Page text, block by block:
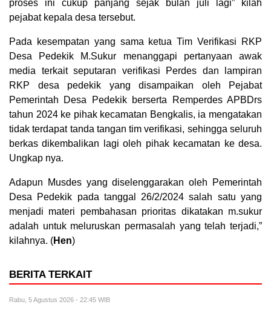
proses ini cukup panjang sejak bulan juli lagi” kilah
pejabat kepala desa tersebut.
Pada kesempatan yang sama ketua Tim Verifikasi RKP
Desa Pedekik M.Sukur menanggapi pertanyaan awak
media terkait seputaran verifikasi Perdes dan lampiran
RKP desa pedekik yang disampaikan oleh Pejabat
Pemerintah Desa Pedekik berserta Remperdes APBDrs
tahun 2024 ke pihak kecamatan Bengkalis, ia mengatakan
tidak terdapat tanda tangan tim verifikasi, sehingga seluruh
berkas dikembalikan lagi oleh pihak kecamatan ke desa.
Ungkap nya.
Adapun Musdes yang diselenggarakan oleh Pemerintah
Desa Pedekik pada tanggal 26/2/2024 salah satu yang
menjadi materi pembahasan prioritas dikatakan m.sukur
adalah untuk meluruskan permasalah yang telah terjadi,”
kilahnya. (Hen)
BERITA TERKAIT
Rabu, 5 Agustus 2026 - 22:45 WIB